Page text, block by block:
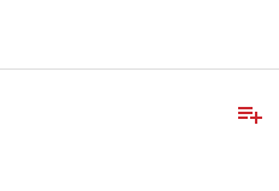
playlist_add